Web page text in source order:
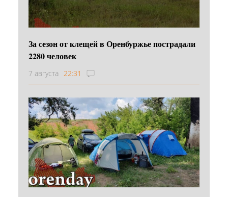
За сезон от клещей в Оренбуржье пострадали
2280 человек
7 августа 22:31